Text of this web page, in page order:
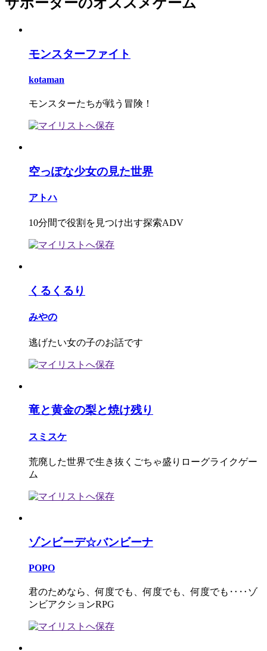
モンスターファイト
kotaman
モンスターたちが戦う冒険！
空っぽな少女の見た世界
アトハ
10分間で役割を見つけ出す探索ADV
くるくるり
みやの
逃げたい女の子のお話です
竜と黄金の梨と焼け残り
スミスケ
荒廃した世界で生き抜くごちゃ盛りローグライクゲー
ム
ゾンビーデ☆バンビーナ
POPO
君のためなら、何度でも、何度でも、何度でも‥‥ゾ
ンビアクションRPG